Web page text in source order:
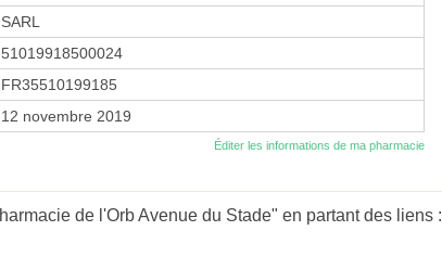
SARL
51019918500024
FR35510199185
12 novembre 2019
Éditer les informations de ma pharmacie
de l'Orb Avenue du Stade" en partant des liens :